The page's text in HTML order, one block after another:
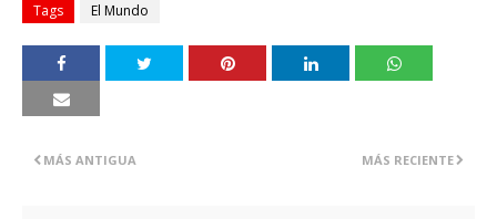
Tags El Mundo
MÁS RECIENTE
MÁS ANTIGUA